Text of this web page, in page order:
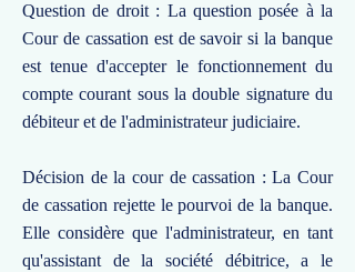
Question de droit : La question posée à la
Cour de cassation est de savoir si la banque
est tenue d'accepter le fonctionnement du
compte courant sous la double signature du
débiteur et de l'administrateur judiciaire.
Décision de la cour de cassation : La Cour
de cassation rejette le pourvoi de la banque.
Elle considère que l'administrateur, en tant
qu'assistant de la société débitrice, a le